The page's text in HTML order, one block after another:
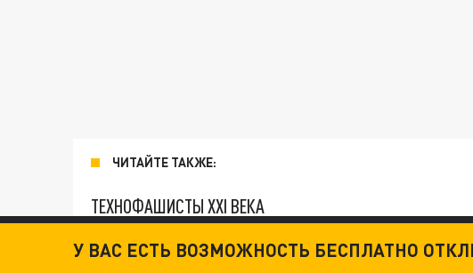
ЧИТАЙТЕ ТАКЖЕ:
ТЕХНОФАШИСТЫ XXI ВЕКА
"КРОТАМИ" БЫЛИ ВСЕ? ТЕРАКТ В ЦЕНТРЕ МОСКВЫ: НА
У ВАС ЕСТЬ ВОЗМОЖНОСТЬ БЕСПЛАТНО